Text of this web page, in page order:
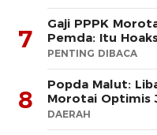
7
Gaji PPPK
Pemda: Itu
PENTING DIBACA
8
Popda Malut:
Morotai Optimis
DAERAH